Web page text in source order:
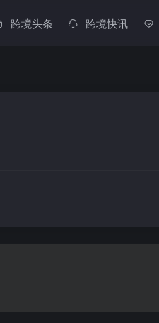
跨境头条 跨境快讯